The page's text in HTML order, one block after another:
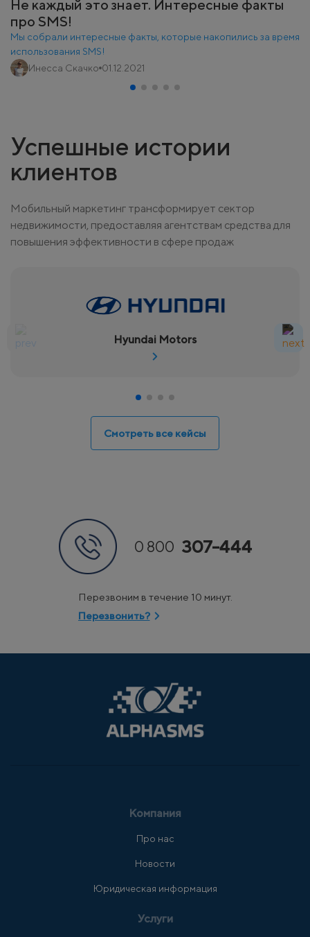
Не каждый это знает. Интересные факты
про SMS!
Мы собрали интересные факты, которые накопились за время
использования SMS!
Инесса Скачко 01.12.2021
Успешные истории
клиентов
Мобильный маркетинг трансформирует сектор
недвижимости, предоставляя агентствам средства для
повышения эффективности в сфере продаж
Hyundai Motors
Смотреть все кейсы
0 800 307-444
Перезвоним в течение 10 минут.
Перезвонить?
Компания
Про нас
Новости
Юридическая информация
Услуги